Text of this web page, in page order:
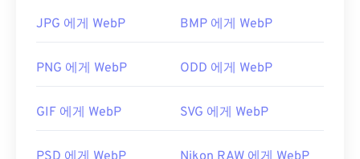
WebP 파일을 여는 기본 프로그램은 여러 플랫폼에
일은 GIMP 와 Microsoft Paint 에서도 자동으로 열립
니다. Chrome을 제외한 모든 웹 브라우저는 WebP
JPG 에게 WebP BMP 에게 WebP
PNG 에게 WebP ODD 에게 WebP
GIF 에게 WebP SVG 에게 WebP